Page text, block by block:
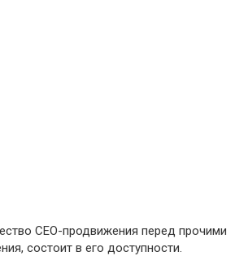
СЕО-продвижения перед прочими
состоит в его доступности.